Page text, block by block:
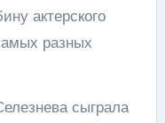
актерского
разных
сыграла